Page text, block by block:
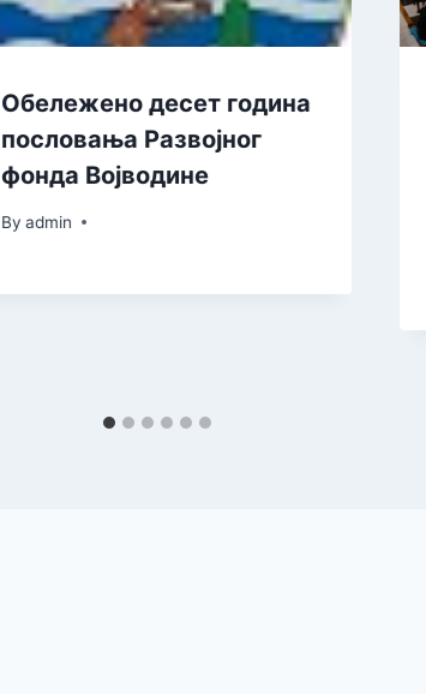
Обележено десет година
пословања Развојног
фонда Војводине
By admin